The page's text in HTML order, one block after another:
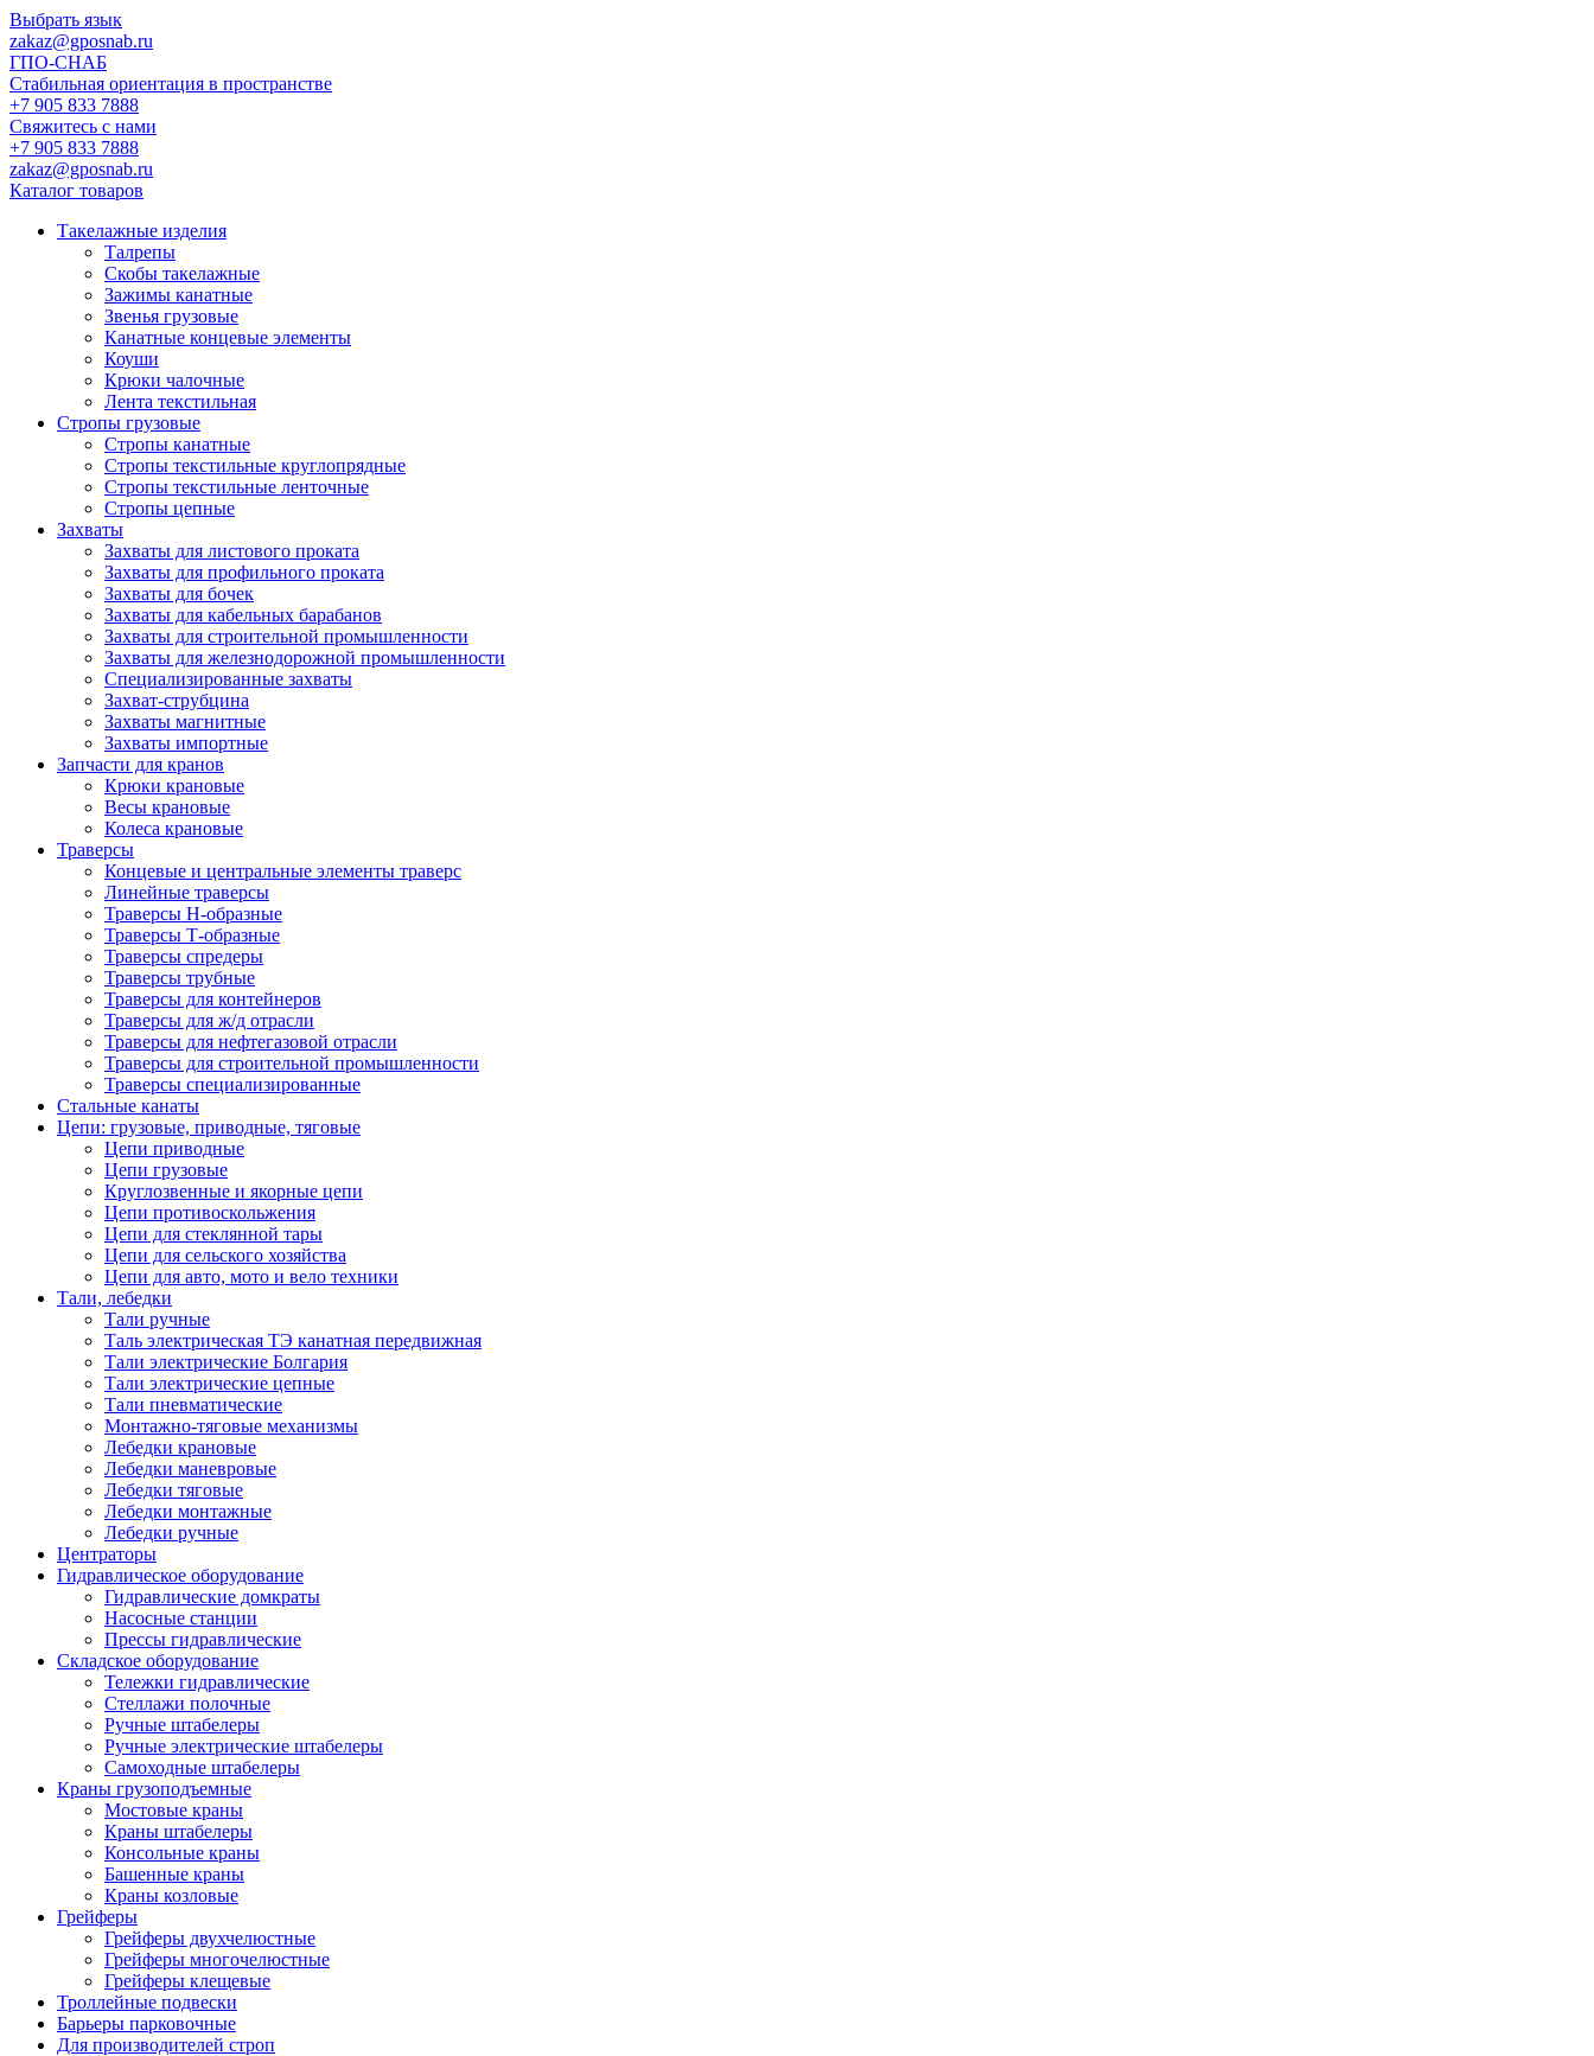
Выбрать язык
zakaz@gposnab.ru
ГПО-СНАБ
Стабильная ориентация в пространстве
+7 905 833 7888
Свяжитесь с нами
+7 905 833 7888
zakaz@gposnab.ru
Каталог товаров
Такелажные изделия
Талрепы
Скобы такелажные
Зажимы канатные
Звенья грузовые
Канатные концевые элементы
Коуши
Крюки чалочные
Лента текстильная
Стропы грузовые
Стропы канатные
Стропы текстильные круглопрядные
Стропы текстильные ленточные
Стропы цепные
Захваты
Захваты для листового проката
Захваты для профильного проката
Захваты для бочек
Захваты для кабельных барабанов
Захваты для строительной промышленности
Захваты для железнодорожной промышленности
Специализированные захваты
Захват-струбцина
Захваты магнитные
Захваты импортные
Запчасти для кранов
Крюки крановые
Весы крановые
Колеса крановые
Траверсы
Концевые и центральные элементы траверс
Линейные траверсы
Траверсы Н-образные
Траверсы Т-образные
Траверсы спредеры
Траверсы трубные
Траверсы для контейнеров
Траверсы для ж/д отрасли
Траверсы для нефтегазовой отрасли
Траверсы для строительной промышленности
Траверсы специализированные
Стальные канаты
Цепи: грузовые, приводные, тяговые
Цепи приводные
Цепи грузовые
Круглозвенные и якорные цепи
Цепи противоскольжения
Цепи для стеклянной тары
Цепи для сельского хозяйства
Цепи для авто, мото и вело техники
Тали, лебедки
Тали ручные
Таль электрическая ТЭ канатная передвижная
Тали электрические Болгария
Тали электрические цепные
Тали пневматические
Монтажно-тяговые механизмы
Лебедки крановые
Лебедки маневровые
Лебедки тяговые
Лебедки монтажные
Лебедки ручные
Центраторы
Гидравлическое оборудование
Гидравлические домкраты
Насосные станции
Прессы гидравлические
Складское оборудование
Тележки гидравлические
Cтеллажи полочные
Ручные штабелеры
Ручные электрические штабелеры
Самоходные штабелеры
Краны грузоподъемные
Мостовые краны
Краны штабелеры
Консольные краны
Башенные краны
Краны козловые
Грейферы
Грейферы двухчелюстные
Грейферы многочелюстные
Грейферы клещевые
Троллейные подвески
Барьеры парковочные
Для производителей строп